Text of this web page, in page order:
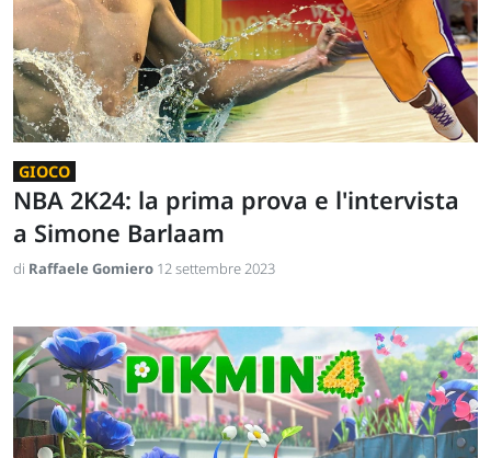
GIOCO
NBA 2K24: la prima prova e l'intervista
a Simone Barlaam
di Raffaele Gomiero 12 settembre 2023